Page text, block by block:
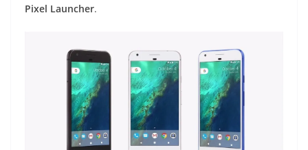
Pixel Launcher.